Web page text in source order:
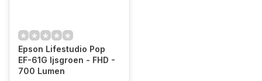
Epson Lifestudio Pop
EF-61G Ijsgroen - FHD -
700 Lumen